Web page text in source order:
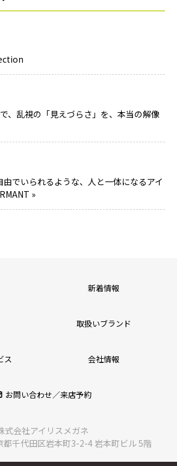
、乱視の「見えづらさ」を、本当の解像
でいられるような、人と一体になるアイ
»
新着情報
取扱いブランド
ス 会社情報
お問い合わせ／来店予約
式会社アイリスメガネ
千代田区岩本町3-2-4 岩本町ビル 5階